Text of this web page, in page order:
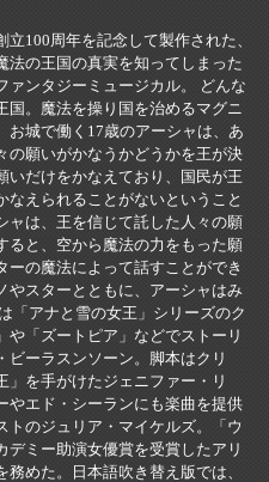
100周年を記念して製作された、
法の王国の真実を知ってしまった
ァンタジーミュージカル。 どんな
国。魔法を操り国を治めるマグニ
お城で働く17歳のアーシャは、あ
の願いがかなうかどうかを王が決
いだけをかなえており、国民が王
なえられることがないということ
ャは、王を信じて託した人々の願
ると、空から魔法の力をもった願
ーの魔法によって話すことができ
やスターとともに、アーシャはみ
「アナと雪の女王」シリーズのク
や「ズートピア」などでストーリ
ビーラスンソーン。脚本はクリ
」を手がけたジェニファー・リ
やエド・シーランにも楽曲を提供
トのジュリア・マイケルズ。「ウ
デミー助演女優賞を受賞したアリ
めた。日本語吹き替え版では、